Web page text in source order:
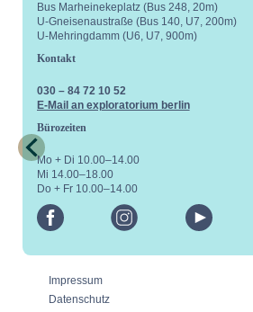
Bus Marheinekeplatz (Bus 248, 20m)
U-Gneisenaustraße (Bus 140, U7, 200m)
U-Mehringdamm (U6, U7, 900m)
Kontakt
030 – 84 72 10 52
E-Mail an exploratorium berlin
Bürozeiten
Mo + Di 10.00–14.00
Mi 14.00–18.00
Do + Fr 10.00–14.00
facebook
instagram youtube
Impressum
Datenschutz